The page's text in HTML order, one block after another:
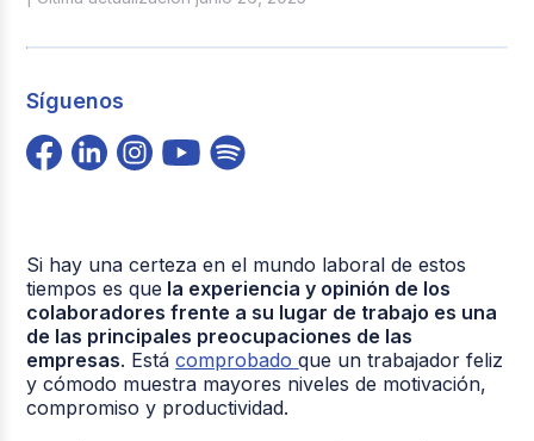
Síguenos
Si hay una certeza en el mundo laboral de estos
tiempos es que la experiencia y opinión de los
colaboradores frente a su lugar de trabajo es una
de las principales preocupaciones de las
empresas. Estácomprobadoque un trabajador feliz
y cómodo muestra mayores niveles de motivación,
compromiso y productividad.